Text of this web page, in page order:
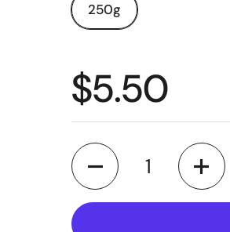
250g
Prix
$5.50
Quantité